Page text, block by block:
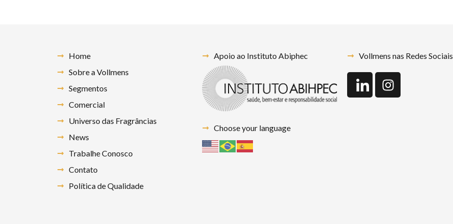
Home
Sobre a Vollmens
Segmentos
Comercial
Universo das Fragrâncias
News
Trabalhe Conosco
Contato
Política de Qualidade
Apoio ao Instituto Abiphec
Choose your language
Vollmens nas Redes Sociais